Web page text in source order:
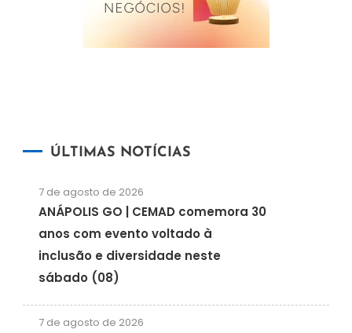
ÚLTIMAS NOTÍCIAS
7 de agosto de 2026
ANÁPOLIS GO | CEMAD comemora 30
anos com evento voltado à
inclusão e diversidade neste
sábado (08)
7 de agosto de 2026